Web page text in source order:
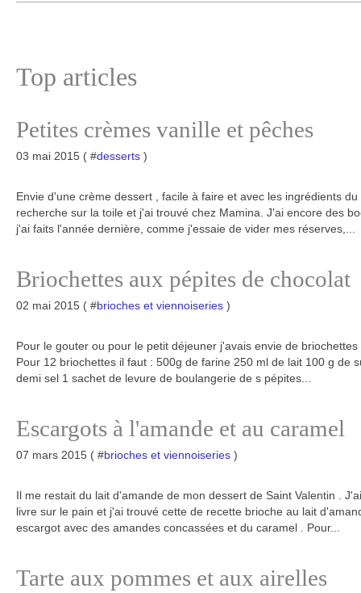
Top articles
Petites crèmes vanille et pêches
03 mai 2015 ( #desserts )
Envie d'une crème dessert , facile à faire et avec les ingrédients
recherche sur la toile et j'ai trouvé chez Mamina. J'ai encore des
j'ai faits l'année dernière, comme j'essaie de vider mes réserves,...
Briochettes aux pépites de chocolat
02 mai 2015 ( #brioches et viennoiseries )
Pour le gouter ou pour le petit déjeuner j'avais envie de
Pour 12 briochettes il faut : 500g de farine 250 ml de lait 100 g de
demi sel 1 sachet de levure de boulangerie de s pépites...
Escargots à l'amande et au caramel
07 mars 2015 ( #brioches et viennoiseries )
Il me restait du lait d'amande de mon dessert de Saint Valentin .
livre sur le pain et j'ai trouvé cette de recette brioche au lait
escargot avec des amandes concassées et du caramel . Pour...
Tarte aux pommes et aux airelles